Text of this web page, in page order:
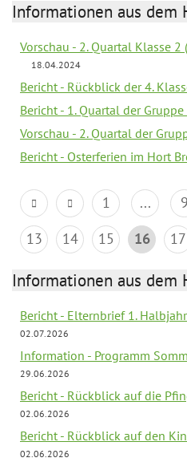
Informationen aus dem
Vorschau - 2. Quartal Klasse
18.04.2024
Bericht - Rückblick der 4.
Bericht - 1. Quartal der Gruppe
Vorschau - 2. Quartal der
Bericht - Osterferien im Hort
1 ... 9
13
14 15 16 17
Informationen aus dem
Bericht - Elternbrief 1.
02.07.2026
Information - Programm
29.06.2026
Bericht - Rückblick auf die
02.06.2026
Bericht - Rückblick auf den
02.06.2026